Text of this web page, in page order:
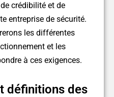
crédibilité et de
entreprise de sécurité.
les différentes
et les
à ces exigences.
définitions des